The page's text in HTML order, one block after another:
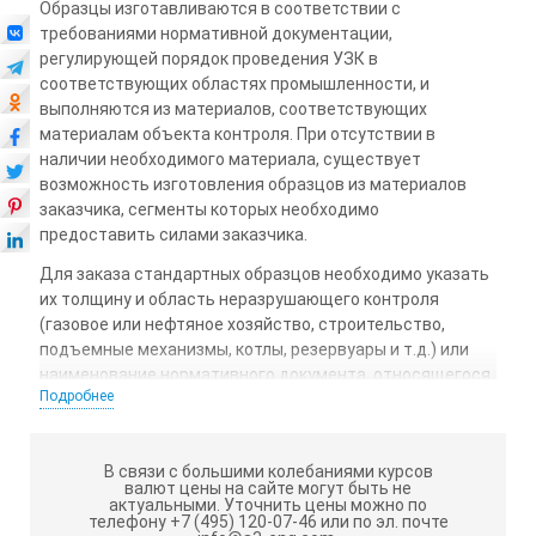
Образцы изготавливаются в соответствии с
требованиями нормативной документации,
регулирующей порядок проведения УЗК в
соответствующих областях промышленности, и
выполняются из материалов, соответствующих
материалам объекта контроля. При отсутствии в
наличии необходимого материала, существует
возможность изготовления образцов из материалов
заказчика, сегменты которых необходимо
предоставить силами заказчика.
Для заказа стандартных образцов необходимо указать
их толщину и область неразрушающего контроля
(газовое или нефтяное хозяйство, строительство,
подъемные механизмы, котлы, резервуары и т.д.) или
наименование нормативного документа, относящегося
к соответствующей области.
На основе настроечного образца с толщиной 3,5 мм и
размером «зарубки» 1,4 x 0,9 мм, Ст.20
Подробнее
В связи с большими колебаниями курсов
валют цены на сайте могут быть не
актуальными. Уточнить цены можно по
телефону +7 (495) 120-07-46 или по эл. почте